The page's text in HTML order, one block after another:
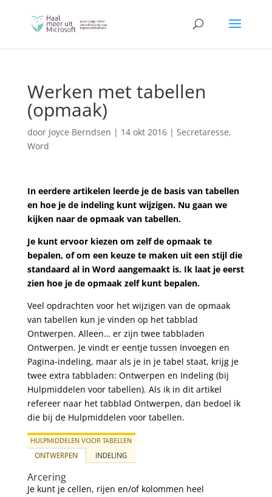
Werken met tabellen
(opmaak)
door Joyce Berndsen | 14 okt 2016| Secretaresse,
Word
In eerdere artikelen leerde je de basis van tabellen
en hoe je de indeling kunt wijzigen. Nu gaan we
kijken naar de opmaak van tabellen.
Je kunt ervoor kiezen om zelf de opmaak te
bepalen, of om een keuze te maken uit een stijl die
standaard al in Word aangemaakt is. Ik laat je eerst
zien hoe je de opmaak zelf kunt bepalen.
Veel opdrachten voor het wijzigen van de opmaak
van tabellen kun je vinden op het tabblad
Ontwerpen. Alleen… er zijn twee tabbladen
Ontwerpen. Je vindt er eentje tussen Invoegen en
Pagina-indeling, maar als je in je tabel staat, krijg je
twee extra tabbladen: Ontwerpen en Indeling (bij
Hulpmiddelen voor tabellen). Als ik in dit artikel
refereer naar het tabblad Ontwerpen, dan bedoel ik
die bij de Hulpmiddelen voor tabellen.
Arcering
Je kunt je cellen, rijen en/of kolommen heel